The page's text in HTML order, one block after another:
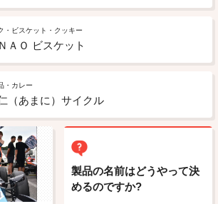
・ビスケット・クッキー
ＡＯ ビスケット
・カレー
（あまに）サイクル
製品の名前はどうやって決
めるのですか?